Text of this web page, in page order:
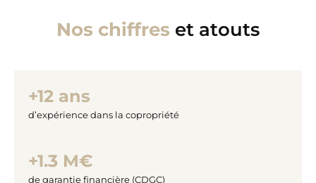
Nos chiffres et atouts
+12 ans
d’expérience dans la copropriété
+1.3 M€
de garantie financière (CDGC)